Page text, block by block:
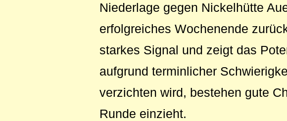
Niederlage gegen Nickelhütte
erfolgreiches Wochenende
starkes Signal und zeigt das
aufgrund terminlicher
verzichten wird, bestehen gute
Runde einzieht.